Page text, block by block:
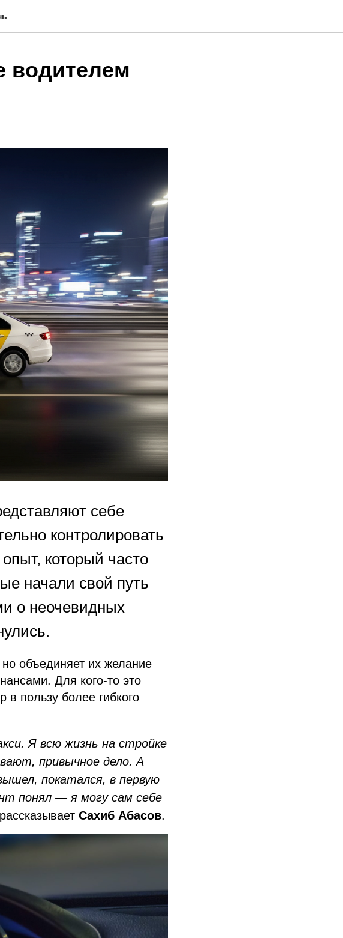
водителем
себе
контролировать
который часто
начали свой путь
о неочевидных
объединяет их желание
Для кого-то это
пользу более гибкого
Я всю жизнь на стройке
привычное дело. А
покатался, в первую
понял — я могу сам себе
Сахиб Абасов.